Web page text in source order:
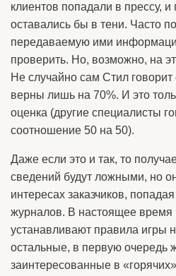
клиентов попадали в прессу,
оставались бы в тени. Часто
передаваемую ими
проверить. Но, возможно, на
Не случайно сам Стил
верны лишь на 70%. И это
оценка (другие специалисты
соотношение 50 на 50).
Даже если это и так, то
сведений будут ложными, но
интересах заказчиков,
журналов. В настоящее
устанавливают правила игры
остальные, в первую очередь
заинтересованные в